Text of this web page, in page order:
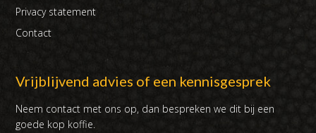
Privacy statement
Contact
Vrijblijvend advies of een kennisgesprek
Neem contact met ons op, dan bespreken we dit bij een
goede kop koffie.